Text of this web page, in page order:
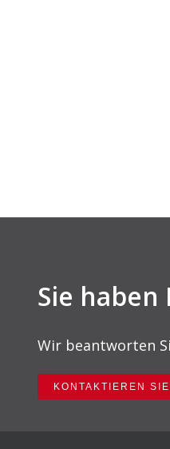
Sie haben
Wir beantworten
KONTAKTIEREN